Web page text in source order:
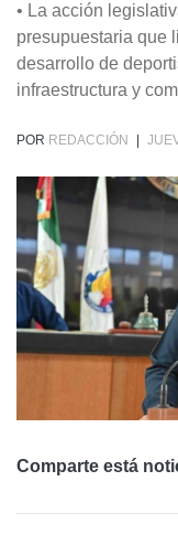
• La acción
presupuestaria que
desarrollo de
infraestructura y
POR REDACCIÓN
Comparte está